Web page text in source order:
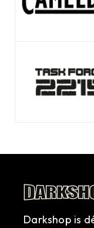
Darkshop is